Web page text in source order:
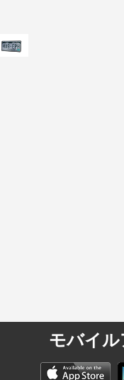
モバイル